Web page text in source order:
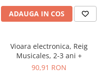
ADAUGA IN COS
Vioara electronica, Reig
Musicales, 2-3 ani +
90,91 RON